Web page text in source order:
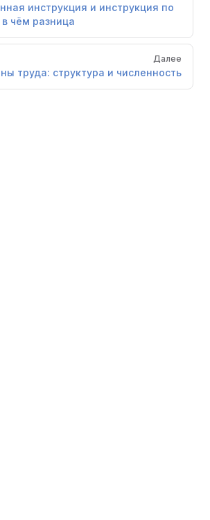
инструкция и инструкция по
чём разница
Далее
труда: структура и численность